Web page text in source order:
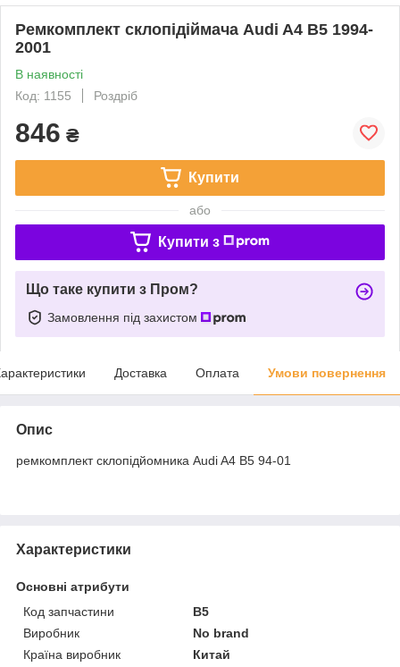
Ремкомплект склопідіймача Audi A4 B5 1994-
2001
В наявності
Код: 1155
Роздріб
846 ₴
Купити
або
Купити з
Що таке купити з Пром?
Замовлення під захистом
Доставка Оплата Умови повернення
Опис
ремкомплект склопідйомника Audi A4 B5 94-01
Характеристики
Основні атрибути
Код запчастини
B5
Виробник
No brand
Країна виробник
Китай